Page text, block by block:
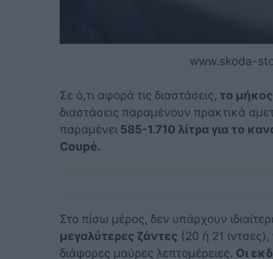
www.skoda-
Σε ό,τι αφορά τις διαστάσεις, το
διαστάσεις παραμένουν πρακτικά
παραμένει585-1.710 λίτρα για το
Coupé.
Στο πίσω μέρος, δεν υπάρχουν
μεγαλύτερες ζάντες (20 ή 21 ίντσες),
διάφορες μαύρες λεπτομέρειες. Οι